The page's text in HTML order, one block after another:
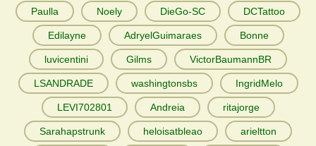
Paulla Noely DieGo-SC DCTattoo
Edilayne AdryelGuimaraes Bonne
luvicentini Gilms VictorBaumannBR
LSANDRADE washingtonsbs IngridMelo
LEVI702801 Andreia ritajorge
Sarahapstrunk heloisatbleao arieltton